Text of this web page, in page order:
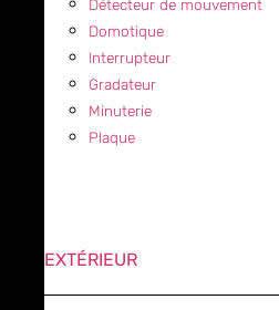
Détecteur de mouvement
Domotique
Interrupteur
Gradateur
Minuterie
Plaque
EXTÉRIEUR